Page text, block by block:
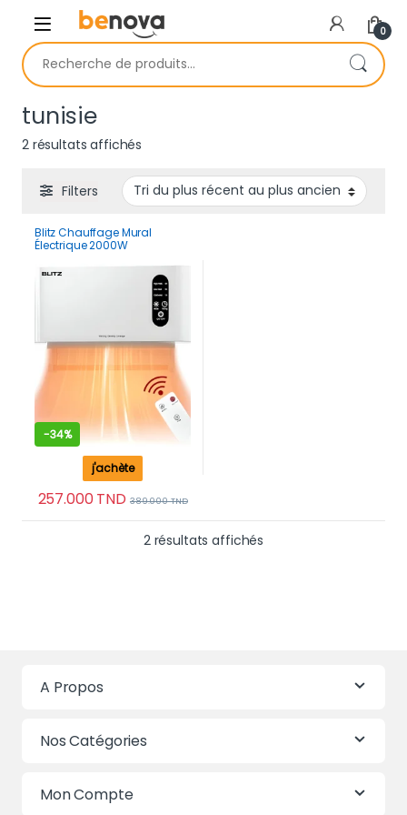
Skip to navigation
Skip to content
0
Recherche pour :
tunisie
2 résultats affichés
Filters
Blitz Chauffage Mural
Électrique 2000W
Étanche pour Salle de Bain
-34%
257.000TND 389.000TND
j'achète
2 résultats affichés
A Propos
Nos Catégories
Mon Compte